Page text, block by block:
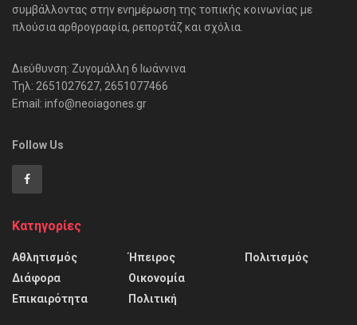
συμβάλλοντας στην ενημέρωση της τοπικής κοινωνίας με
πλούσια αρθρογραφία, ρεπορτάζ και σχόλια.
Διεύθυνση: Ζυγομάλλη 6 Ιωάννινα
Τηλ: 2651027627, 2651077466
Email: info@neoiagones.gr
Follow Us
Κατηγορίες
Αθλητισμός
Διάφορα
Επικαιρότητα
Ήπειρος
Οικονομία
Πολιτική
Πολιτισμός